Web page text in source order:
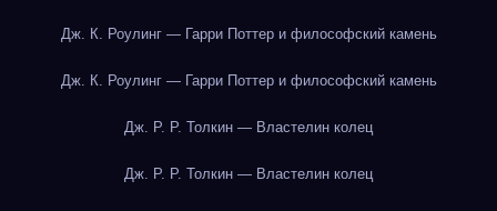
Дж. К. Роулинг — Гарри Поттер и философский камень
Дж. К. Роулинг — Гарри Поттер и философский камень
Дж. Р. Р. Толкин — Властелин колец
Дж. Р. Р. Толкин — Властелин колец